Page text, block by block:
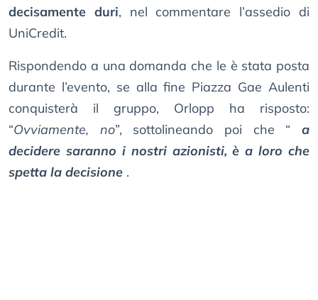
decisamente duri, nel commentare l’assedio di
UniCredit.
Rispondendo a una domanda che le è stata posta
durante l’evento, se alla fine Piazza Gae Aulenti
conquisterà il gruppo, Orlopp ha risposto:
“Ovviamente, no”, sottolineando poi che “
a
decidere saranno i nostri azionisti, è a loro che
spetta la decisione .